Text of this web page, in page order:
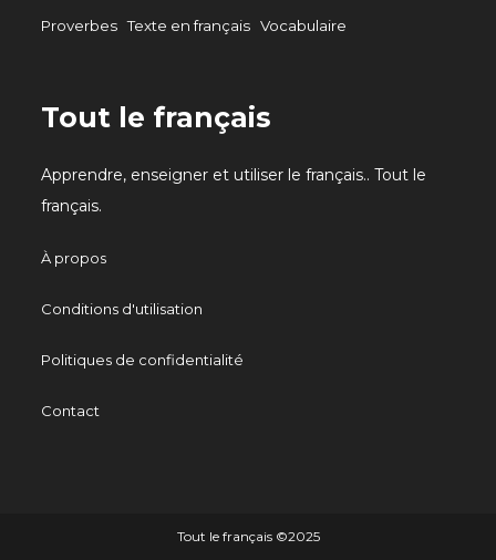
Proverbes Texte en français Vocabulaire
Tout le français
Apprendre, enseigner et utiliser le français.. Tout le
français.
À propos
Conditions d'utilisation
Politiques de confidentialité
Contact
Tout le français ©️2025